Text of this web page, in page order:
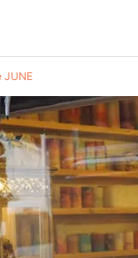
JUNE